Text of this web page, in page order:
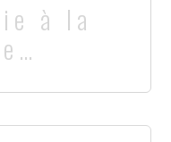
à la